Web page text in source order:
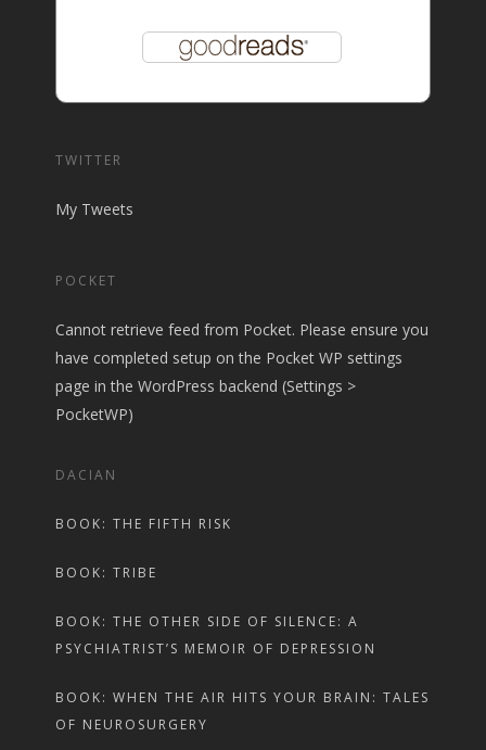
TWITTER
My Tweets
POCKET
Cannot retrieve feed from Pocket. Please ensure you
have completed setup on the Pocket WP settings
page in the WordPress backend (Settings >
PocketWP)
DACIAN
BOOK: THE FIFTH RISK
BOOK: TRIBE
BOOK: THE OTHER SIDE OF SILENCE: A
PSYCHIATRIST’S MEMOIR OF DEPRESSION
BOOK: WHEN THE AIR HITS YOUR BRAIN: TALES
OF NEUROSURGERY